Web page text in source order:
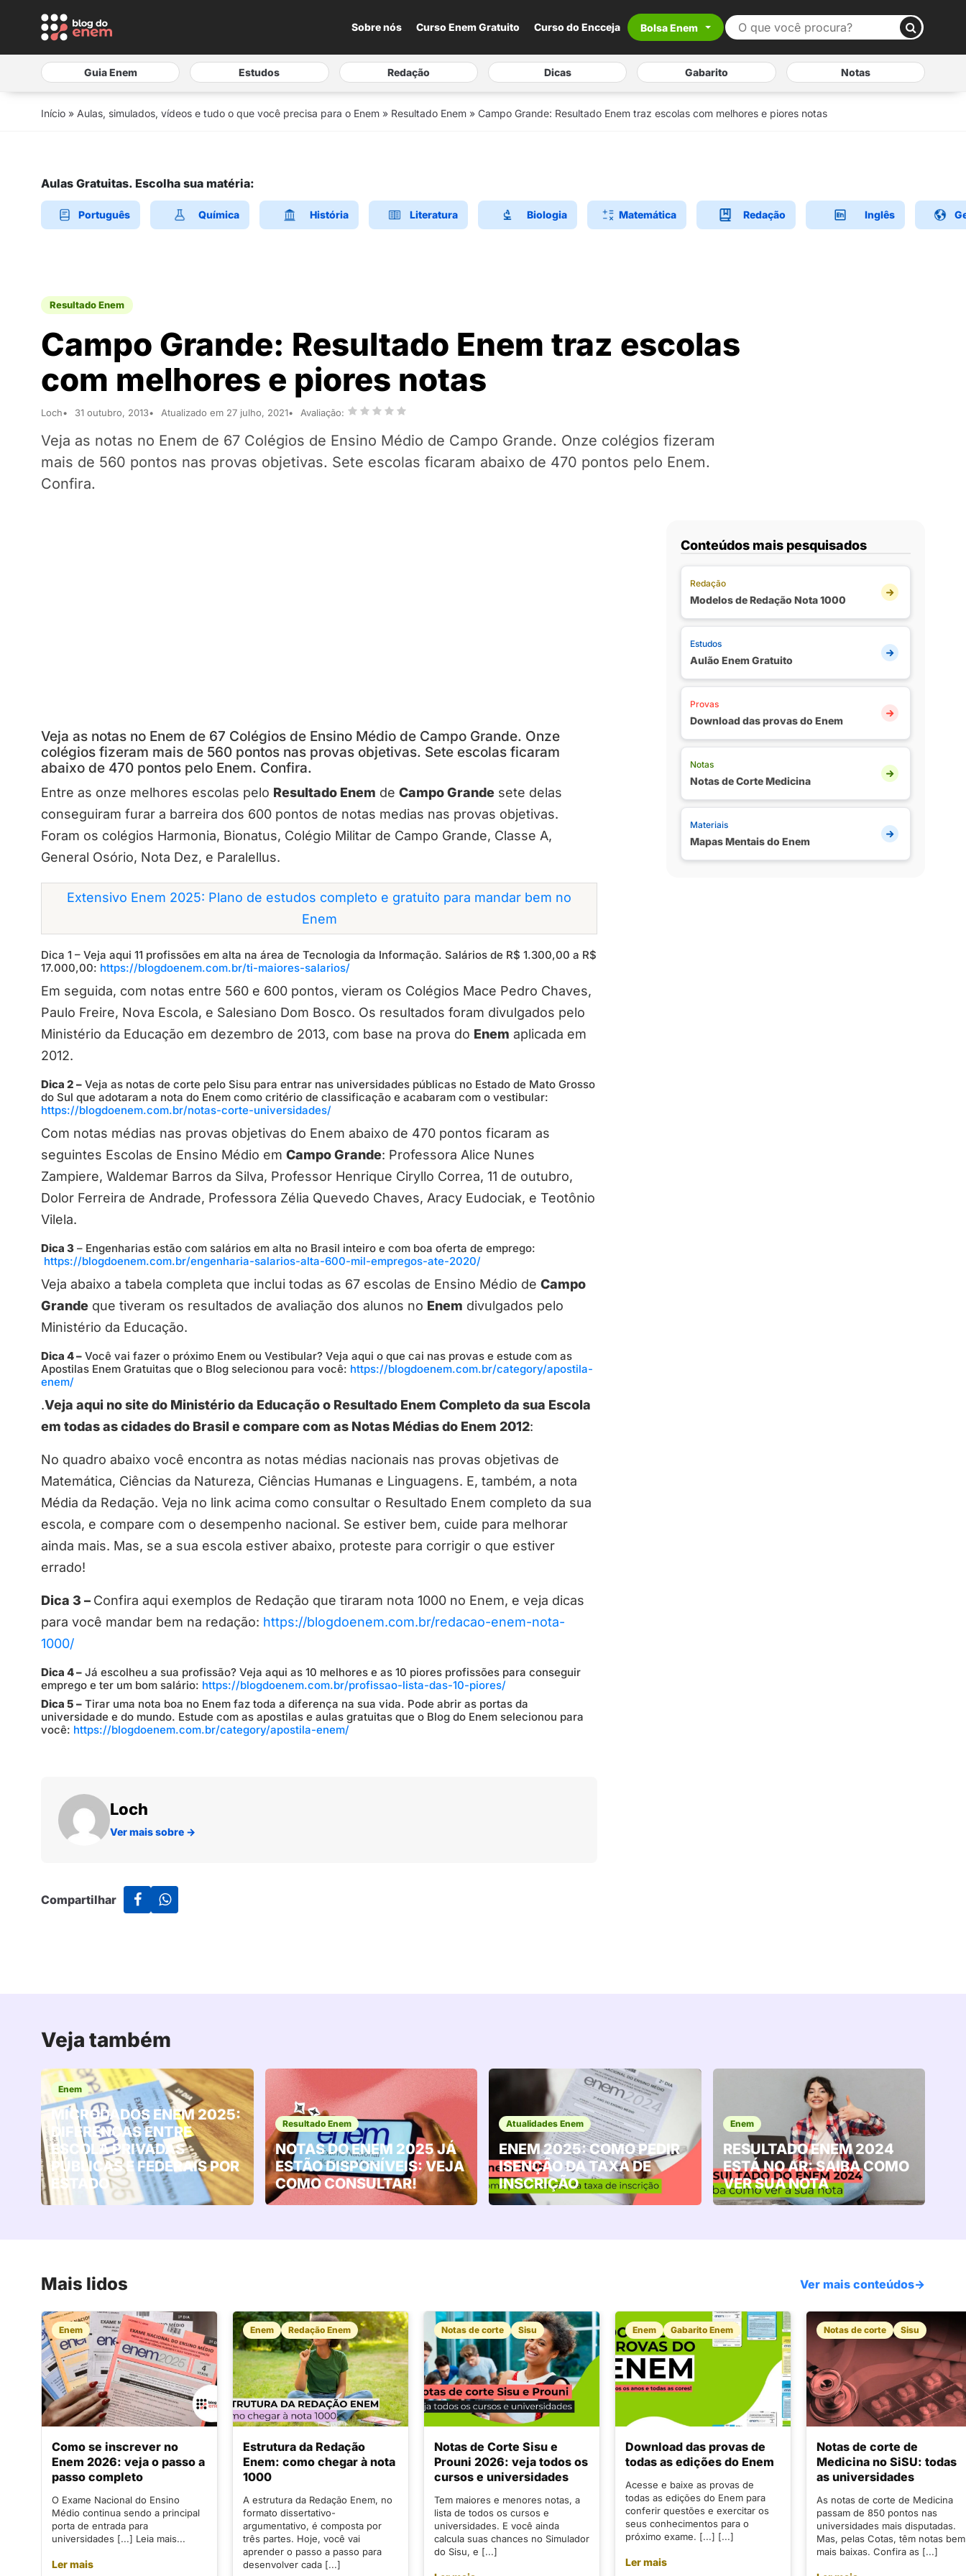
Sobre nós Curso Enem Gratuito Curso do Encceja Bolsa Enem
Guia Enem Estudos Redação Dicas Gabarito Notas
Início » Aulas, simulados, vídeos e tudo o que você precisa para o Enem » Resultado Enem » Campo Grande: Resultado Enem traz escolas com melhores e piores notas
Aulas Gratuitas. Escolha sua matéria:
Português Química História Literatura Biologia Matemática Redação Inglês
Resultado Enem
Campo Grande: Resultado Enem traz escolas
com melhores e piores notas
Loch 31 outubro, 2013 Atualizado em 27 julho, 2021 Avaliação:
Veja as notas no Enem de 67 Colégios de Ensino Médio de Campo Grande. Onze colégios fizeram
mais de 560 pontos nas provas objetivas. Sete escolas ficaram abaixo de 470 pontos pelo Enem.
Confira.
Veja as notas no Enem de 67 Colégios de Ensino Médio de Campo Grande. Onze
colégios fizeram mais de 560 pontos nas provas objetivas. Sete escolas ficaram
abaixo de 470 pontos pelo Enem. Confira.
Entre as onze melhores escolas pelo Resultado Enem de Campo Grande sete delas
conseguiram furar a barreira dos 600 pontos de notas medias nas provas objetivas.
Foram os colégios Harmonia, Bionatus, Colégio Militar de Campo Grande, Classe A,
General Osório, Nota Dez, e Paralellus.
Extensivo Enem 2025: Plano de estudos completo e gratuito para mandar bem no
Enem
Dica 1 – Veja aqui 11 profissões em alta na área de Tecnologia da Informação. Salários de R$ 1.300,00 a R$
17.000,00: https://blogdoenem.com.br/ti-maiores-salarios/
Em seguida, com notas entre 560 e 600 pontos, vieram os Colégios Mace Pedro Chaves,
Paulo Freire, Nova Escola, e Salesiano Dom Bosco. Os resultados foram divulgados pelo
Ministério da Educação em dezembro de 2013, com base na prova do Enem aplicada em
2012.
Dica 2 – Veja as notas de corte pelo Sisu para entrar nas universidades públicas no Estado de Mato Grosso
do Sul que adotaram a nota do Enem como critério de classificação e acabaram com o vestibular:
https://blogdoenem.com.br/notas-corte-universidades/
Com notas médias nas provas objetivas do Enem abaixo de 470 pontos ficaram as
seguintes Escolas de Ensino Médio em Campo Grande: Professora Alice Nunes
Zampiere, Waldemar Barros da Silva, Professor Henrique Ciryllo Correa, 11 de outubro,
Dolor Ferreira de Andrade, Professora Zélia Quevedo Chaves, Aracy Eudociak, e Teotônio
Vilela.
Dica 3 – Engenharias estão com salários em alta no Brasil inteiro e com boa oferta de emprego:
https://blogdoenem.com.br/engenharia-salarios-alta-600-mil-empregos-ate-2020/
Veja abaixo a tabela completa que inclui todas as 67 escolas de Ensino Médio de Campo
Grande que tiveram os resultados de avaliação dos alunos no Enem divulgados pelo
Ministério da Educação.
Dica 4 – Você vai fazer o próximo Enem ou Vestibular? Veja aqui o que cai nas provas e estude com as
Apostilas Enem Gratuitas que o Blog selecionou para você: https://blogdoenem.com.br/category/apostila-
enem/
.Veja aqui no site do Ministério da Educação o Resultado Enem Completo da sua Escola
em todas as cidades do Brasil e compare com as Notas Médias do Enem 2012:
No quadro abaixo você encontra as notas médias nacionais nas provas objetivas de
Matemática, Ciências da Natureza, Ciências Humanas e Linguagens. E, também, a nota
Média da Redação. Veja no link acima como consultar o Resultado Enem completo da sua
escola, e compare com o desempenho nacional. Se estiver bem, cuide para melhorar
ainda mais. Mas, se a sua escola estiver abaixo, proteste para corrigir o que estiver
errado!
Dica 3 – Confira aqui exemplos de Redação que tiraram nota 1000 no Enem, e veja dicas
para você mandar bem na redação: https://blogdoenem.com.br/redacao-enem-nota-
1000/
Dica 4 – Já escolheu a sua profissão? Veja aqui as 10 melhores e as 10 piores profissões para conseguir
emprego e ter um bom salário: https://blogdoenem.com.br/profissao-lista-das-10-piores/
Dica 5 – Tirar uma nota boa no Enem faz toda a diferença na sua vida. Pode abrir as portas da
universidade e do mundo. Estude com as apostilas e aulas gratuitas que o Blog do Enem selecionou para
você: https://blogdoenem.com.br/category/apostila-enem/
Loch
Ver mais sobre →
Compartilhar
Conteúdos mais pesquisados
Redação
Modelos de Redação Nota 1000
Estudos
Aulão Enem Gratuito
Provas
Download das provas do Enem
Notas
Notas de Corte Medicina
Materiais
Mapas Mentais do Enem
Veja também
Enem
MICRODADOS ENEM 2025:
DIFERENÇAS ENTRE
ESCOLA PRIVADAS
PÚBLICAS E FEDERAIS POR
ESTADO
Resultado Enem
NOTAS DO ENEM 2025 JÁ
ESTÃO DISPONÍVEIS: VEJA
COMO CONSULTAR!
Atualidades Enem
ENEM 2025: COMO PEDIR
ISENÇÃO DA TAXA DE
INSCRIÇÃO
Enem
RESULTADO ENEM 2024
ESTÁ NO AR: SAIBA COMO
VER SUA NOTA
Mais lidos Ver mais conteúdos→
Enem
Como se inscrever no
Enem 2026: veja o passo a
passo completo
O Exame Nacional do Ensino
Médio continua sendo a principal
porta de entrada para
universidades [...] Leia mais...
Ler mais
Enem Redação Enem
Estrutura da Redação
Enem: como chegar à nota
1000
A estrutura da Redação Enem, no
formato dissertativo-
argumentativo, é composta por
três partes. Hoje, você vai
aprender o passo a passo para
desenvolver cada [...]
Notas de corte Sisu
Notas de Corte Sisu e
Prouni 2026: veja todos os
cursos e universidades
Tem maiores e menores notas, a
lista de todos os cursos e
universidades. E você ainda
calcula suas chances no Simulador
do Sisu, e [...]
Enem Gabarito Enem
Download das provas de
todas as edições do Enem
Acesse e baixe as provas de
todas as edições do Enem para
conferir questões e exercitar os
seus conhecimentos para o
próximo exame. [...] [...]
Ler mais
Notas de corte Sisu
Notas de corte de
Medicina no SiSU: todas
as universidades
As notas de corte de Medicina
passam de 850 pontos nas
universidades mais disputadas.
Mas, pelas Cotas, têm notas bem
mais baixas. Confira as [...]